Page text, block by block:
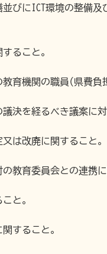
びにICT環境の整備及
ること。
育機関の職員(県費負
決を経るべき議案に
は改廃に関すること。
教育委員会との連携に
と。
すること。